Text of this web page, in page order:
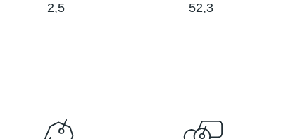
2,5 52,3